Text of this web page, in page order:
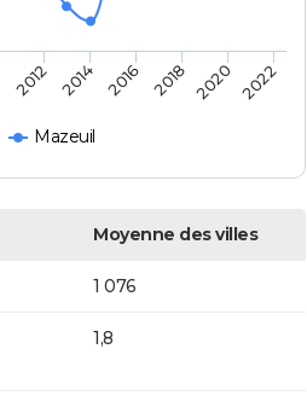
Mazeuil
2012 2014 2016 2018 2020 2022
Moyenne des villes
1 076
1,8